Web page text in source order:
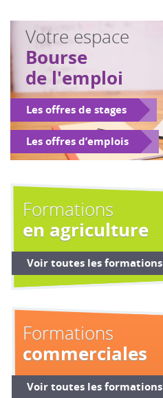
Votre espace
Bourse
de l'emploi
Les offres de stages
Les offres d’emplois
Formations
en agriculture
Voir toutes les formations
Formations
commerciales
Voir toutes les formations